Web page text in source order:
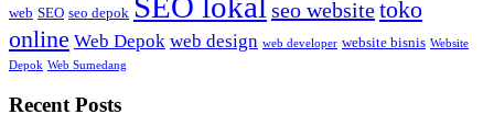
web SEO seo depok seo websitetoko
online Web Depok web design web developer website bisnis Website
Depok Web Sumedang
Recent Posts